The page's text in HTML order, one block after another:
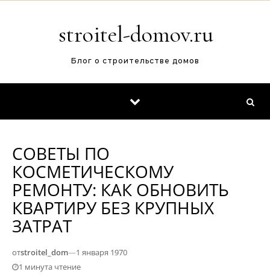
stroitel-domov.ru
Блог о строительстве домов
СОВЕТЫ ПО
КОСМЕТИЧЕСКОМУ
РЕМОНТУ: КАК ОБНОВИТЬ
КВАРТИРУ БЕЗ КРУПНЫХ
ЗАТРАТ
отstroitel_dom—1 января 1970
1 минута чтение